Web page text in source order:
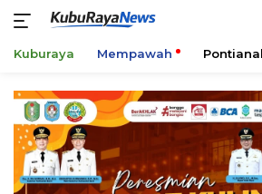
content
Kuburaya Mempawah